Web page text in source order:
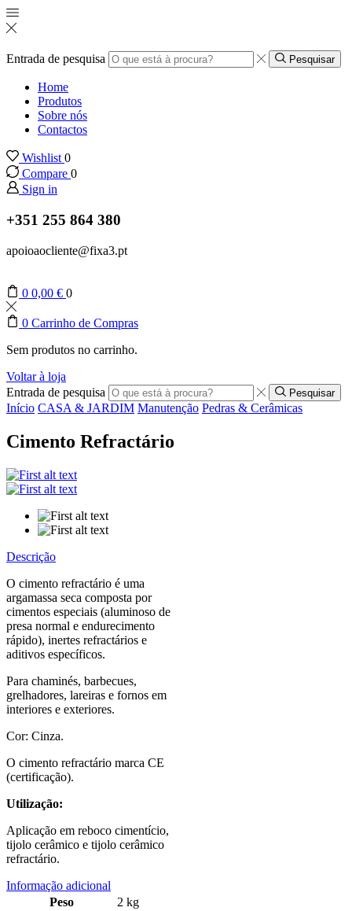
Entrada de pesquisa Pesquisar
Home
Produtos
Sobre nós
Contactos
Wishlist 0
Compare 0
Sign in
+351 255 864 380
apoioaocliente@fixa3.pt
0 0,00 € 0
0 Carrinho de Compras
Sem produtos no carrinho.
Voltar à loja
Entrada de pesquisa
Pesquisar
Início CASA & JARDIM Manutenção Pedras & Cerâmicas
Cimento Refractário
Descrição
O cimento refractário é uma
argamassa seca composta por
cimentos especiais (aluminoso de
presa normal e endurecimento
rápido), inertes refractários e
aditivos específicos.
Para chaminés, barbecues,
grelhadores, lareiras e fornos em
interiores e exteriores.
Cor: Cinza.
O cimento refractário marca CE
(certificação).
Utilização:
Aplicação em reboco cimentício,
tijolo cerâmico e tijolo cerâmico
refractário.
Informação adicional
Peso
2 kg